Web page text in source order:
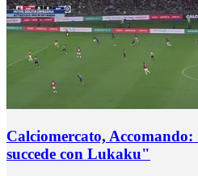
Calciomercato, Accomando:
succede con Lukaku"